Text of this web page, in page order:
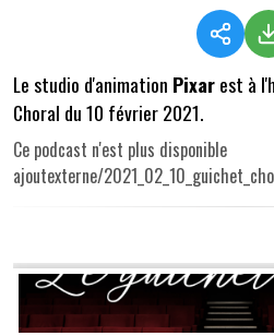
Le studio d'animation Pixarest à
Choral du 10 février 2021.
Ce podcast n'est plus disponible
ajoutexterne/